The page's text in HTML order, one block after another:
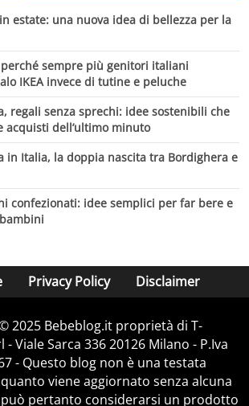
estate: una nuova idea di bellezza per la
perché sempre più genitori italiani
IKEA invece di tutine e peluche
regali senza sprechi: idee sostenibili che
acquisti dell’ultimo minuto
in Italia, la doppia nascita tra Bordighera e
confezionati: idee semplici per far bere e
Privacy Policy Disclaimer
2025 Bebeblog.it proprietà di T-
- Viale Sarca 336 20126 Milano - P.Iva
- Questo blog non è una testata
viene aggiornato senza alcuna
pertanto considerarsi un prodotto